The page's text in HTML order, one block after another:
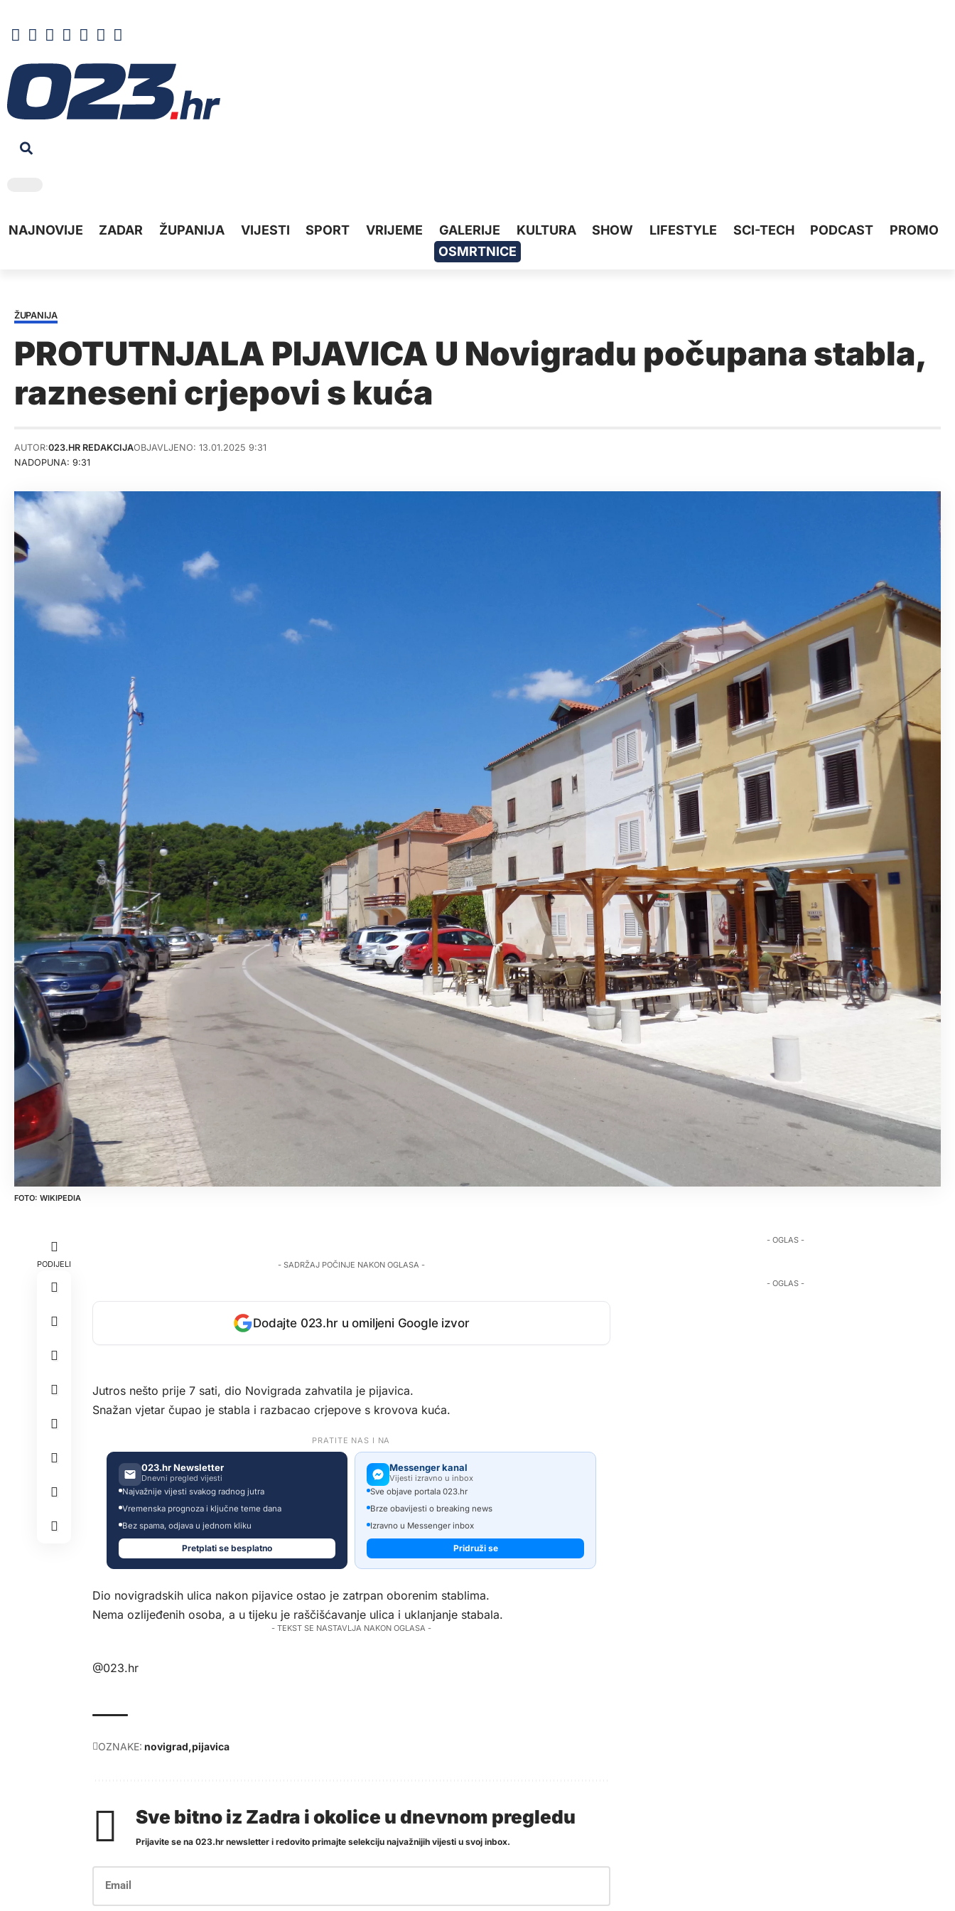
NAJNOVIJE ZADAR ŽUPANIJA VIJESTI SPORT VRIJEME GALERIJE KULTURA SHOW LIFESTYLE SCI-TECH PODCAST
PROMO
OSMRTNICE
ŽUPANIJA
PROTUTNJALA PIJAVICA U Novigradu počupana stabla,
razneseni crjepovi s kuća
NADOPUNA: 9:31
AUTOR:023.HR REDAKCIJAOBJAVLJENO: 13.01.2025 9:31
WIKIPEDIA
PODIJELI - SADRŽAJ POČINJE NAKON OGLASA -
Dodajte 023.hr u omiljeni Google izvor
Jutros nešto prije 7 sati, dio Novigrada zahvatila je pijavica.
Snažan vjetar čupao je stabla i razbacao crjepove s krovova kuća.
PRATITE NAS I NA
023.hr Newsletter
Dnevni pregled vijesti
Najvažnije vijesti svakog radnog jutra
Vremenska prognoza i ključne teme dana
Bez spama, odjava u jednom kliku
Pretplati se besplatno
Messenger kanal
Vijesti izravno u inbox
Sve objave portala 023.hr
Brze obavijesti o breaking news
Izravno u Messenger inbox
Pridruži se
Dio novigradskih ulica nakon pijavice ostao je zatrpan oborenim stablima.
Nema ozlijeđenih osoba, a u tijeku je raščišćavanje ulica i uklanjanje stabala.
- TEKST SE NASTAVLJA NAKON OGLASA -
@023.hr
OZNAKE: novigrad pijavica
Sve bitno iz Zadra i okolice u dnevnom pregledu
Prijavite se na 023.hr newsletter i redovito primajte selekciju najvažnijih vijesti u svoj inbox.
- OGLAS -
- OGLAS -